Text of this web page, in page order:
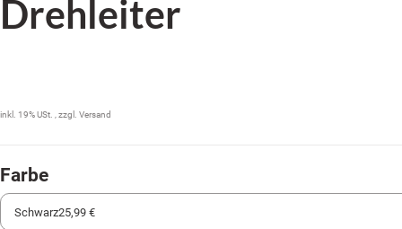
Drehleiter
inkl. 19% USt. , zzgl. Versand
Farbe